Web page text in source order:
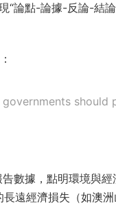
“論點-論據-反論-結
：
governments
告數據，點明環境與經
長遠經濟損失（如澳